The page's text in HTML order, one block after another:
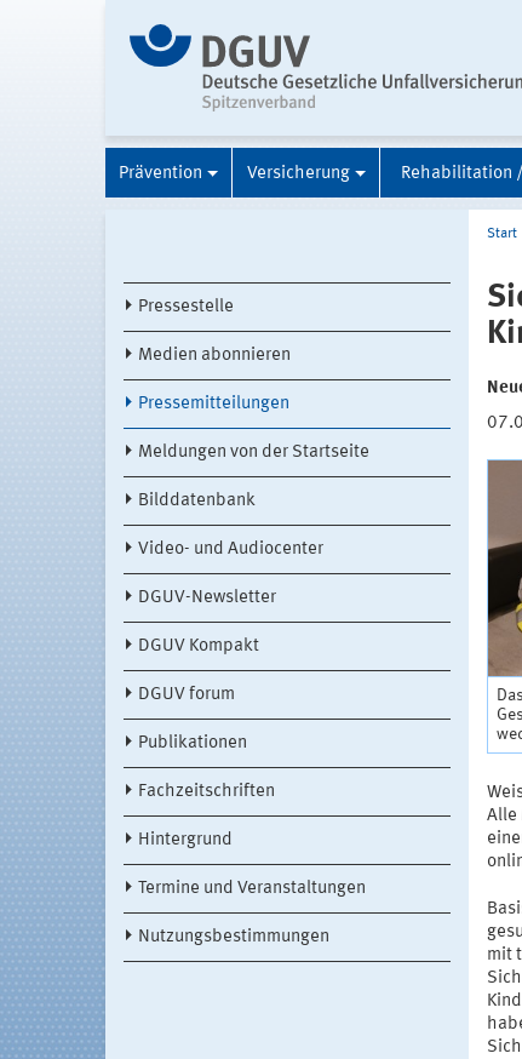
Prävention Versicherung Rehabilitation
Pressestelle
Medien abonnieren
Pressemitteilungen
Meldungen von der Startseite
Bilddatenbank
Video- und Audiocenter
DGUV-Newsletter
DGUV Kompakt
DGUV forum
Publikationen
Fachzeitschriften
Hintergrund
Termine und Veranstaltungen
Nutzungsbestimmungen
Start
Alle
mit